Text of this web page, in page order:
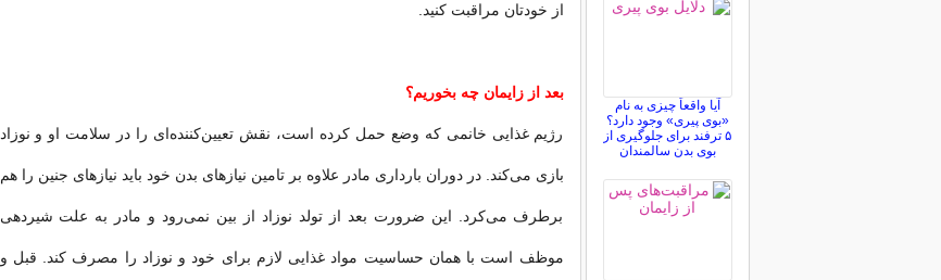
از خودتان مراقبت كنید.
بعد از زایمان چه بخوریم؟
رژیم غذایی خانمی كه وضع حمل كرده است، نقش تعیین‌كننده‌ای را در سلامت او و نوزاد
بازی می‌كند. در دوران بارداری مادر علاوه بر تامین نیازهای بدن خود باید نیازهای جنین را هم
برطرف می‌كرد. این ضرورت بعد از تولد نوزاد از بین نمی‌رود و مادر به علت شیردهی
موظف است با همان حساسیت مواد غذایی لازم برای خود و نوزاد را مصرف كند. قبل و
آیا واقعاً چیزی به نام
«بوی پیری» وجود دارد؟
۵ ترفند برای جلوگیری از
بوی بدن سالمندان